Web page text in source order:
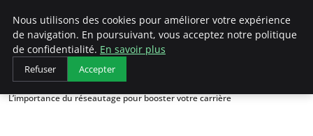
AIESEC France
Accueil
Échanges Culturels et Networking
L’importance du réseautage pour booster votre carrière
Nous utilisons des cookies pour améliorer votre expérience
de navigation. En poursuivant, vous acceptez notre politique
de confidentialité. En savoir plus
Refuser Accepter